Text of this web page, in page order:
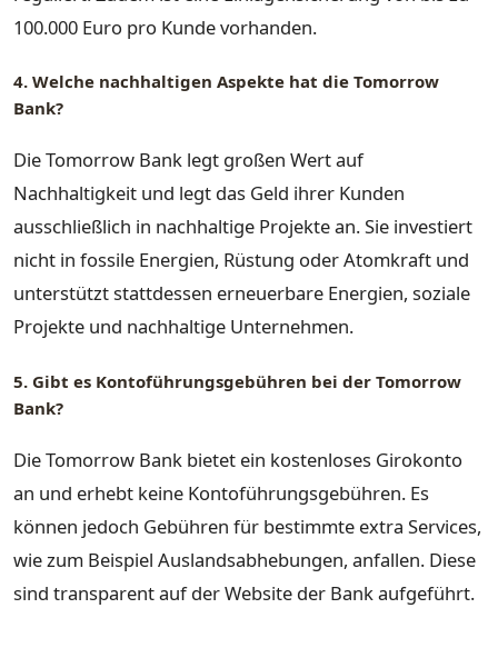
100.000 Euro pro Kunde vorhanden.
4. Welche nachhaltigen Aspekte hat die Tomorrow
Bank?
Die Tomorrow Bank legt großen Wert auf
Nachhaltigkeit und legt das Geld ihrer Kunden
ausschließlich in nachhaltige Projekte an. Sie investiert
nicht in fossile Energien, Rüstung oder Atomkraft und
unterstützt stattdessen erneuerbare Energien, soziale
Projekte und nachhaltige Unternehmen.
5. Gibt es Kontoführungsgebühren bei der Tomorrow
Bank?
Die Tomorrow Bank bietet ein kostenloses Girokonto
an und erhebt keine Kontoführungsgebühren. Es
können jedoch Gebühren für bestimmte extra Services,
wie zum Beispiel Auslandsabhebungen, anfallen. Diese
sind transparent auf der Website der Bank aufgeführt.